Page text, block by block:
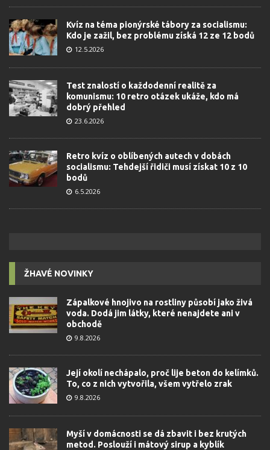
Kvíz na téma pionýrské tábory za socialismu:
Kdo je zažil, bez problému získá 12 ze 12 bodů
12.5.2026
Test znalostí o každodenní realitě za
komunismu: 10 retro otázek ukáže, kdo má
dobrý přehled
23.6.2026
Retro kvíz o oblíbených autech v dobách
socialismu: Tehdejší řidiči musí získat 10 z 10
bodů
6.5.2026
ŽHAVÉ NOVINKY
Zápalkové hnojivo na rostliny působí jako živá
voda. Dodá jim látky, které nenajdete ani v
obchodě
9.8.2026
Její okolí nechápalo, proč lije beton do kelímků.
To, co z nich vytvořila, všem vytřelo zrak
9.8.2026
Myší v domácnosti se dá zbavit i bez krutých
metod. Poslouží i mátový sirup a kyblík